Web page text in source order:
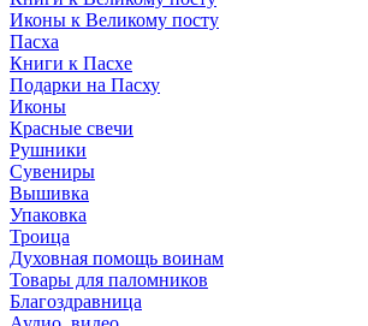
Иконы к Великому посту
Пасха
Книги к Пасхе
Подарки на Пасху
Иконы
Красные свечи
Рушники
Сувениры
Вышивка
Упаковка
Троица
Духовная помощь воинам
Товары для паломников
Благоздравница